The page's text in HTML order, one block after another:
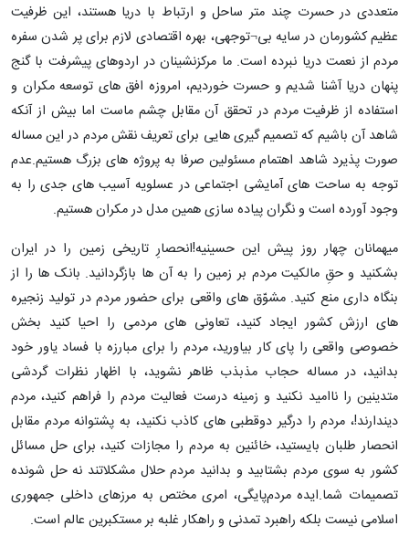
متعددی در حسرت چند متر ساحل و ارتباط با دریا هستند، این ظرفیت
عظیم کشورمان در سایه بی¬توجهی، بهره اقتصادی لازم برای پر شدن سفره
مردم از نعمت دریا نبرده است. ما مرکزنشینان در اردوهای پیشرفت با گنج
پنهان دریا آشنا شدیم و حسرت خوردیم، امروزه افق های توسعه مکران و
استفاده از ظرفیت مردم در تحقق آن مقابل چشم ماست اما بیش از آنکه
شاهد آن باشیم که تصمیم گیری هایی برای تعریف نقش مردم در این مساله
صورت پذیرد شاهد اهتمام مسئولین صرفا به پروژه های بزرگ هستیم.عدم
توجه به ساحت های آمایشی اجتماعی در عسلویه آسیب های جدی را به
وجود آورده است و نگران پیاده سازی همین مدل در مکران هستیم.
میهمانان چهار روز پیش این حسینیه!انحصارِ تاریخی زمین را در ایران
بشکنید و حقِ مالکیت مردم بر زمین را به آن ها بازگردانید. بانک ها را از
بنگاه داری منع کنید. مشوّق های واقعی برای حضور مردم در تولید زنجیره
های ارزش کشور ایجاد کنید، تعاونی های مردمی را احیا کنید بخش
خصوصی واقعی را پای کار بیاورید، مردم را برای مبارزه با فساد یاور خود
بدانید، در مساله حجاب مذبذب ظاهر نشوید، با اظهار نظرات گردشی
متدینین را ناامید نکنید و زمینه درست فعالیت مردم را فراهم کنید، مردم
دیندارند!، مردم را درگیر دوقطبی های کاذب نکنید، به پشتوانه مردم مقابل
انحصار طلبان بایستید، خائنین به مردم را مجازات کنید، برای حل مسائل
کشور به سوی مردم بشتابید و بدانید مردم حلال مشکلاتند نه حل شونده
تصمیمات شما.ایده مردم‌پایگی، امری مختص به مرزهای داخلی جمهوری
اسلامی نیست بلکه راهبرد تمدنی و راهکار غلبه بر مستکبرین عالم است.